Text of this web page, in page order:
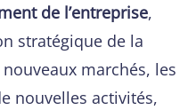
de l’entreprise,
stratégique de la
marchés, les
nouvelles activités,